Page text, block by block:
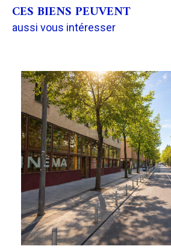
CES BIENS PEUVENT
aussi vous intéresser